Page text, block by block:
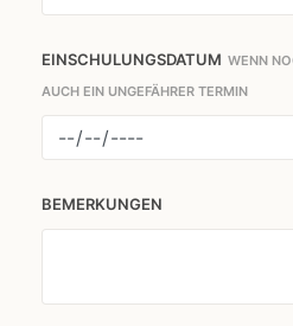
EINSCHULUNGSDATUM WENN
AUCH EIN UNGEFÄHRER TERMIN
BEMERKUNGEN